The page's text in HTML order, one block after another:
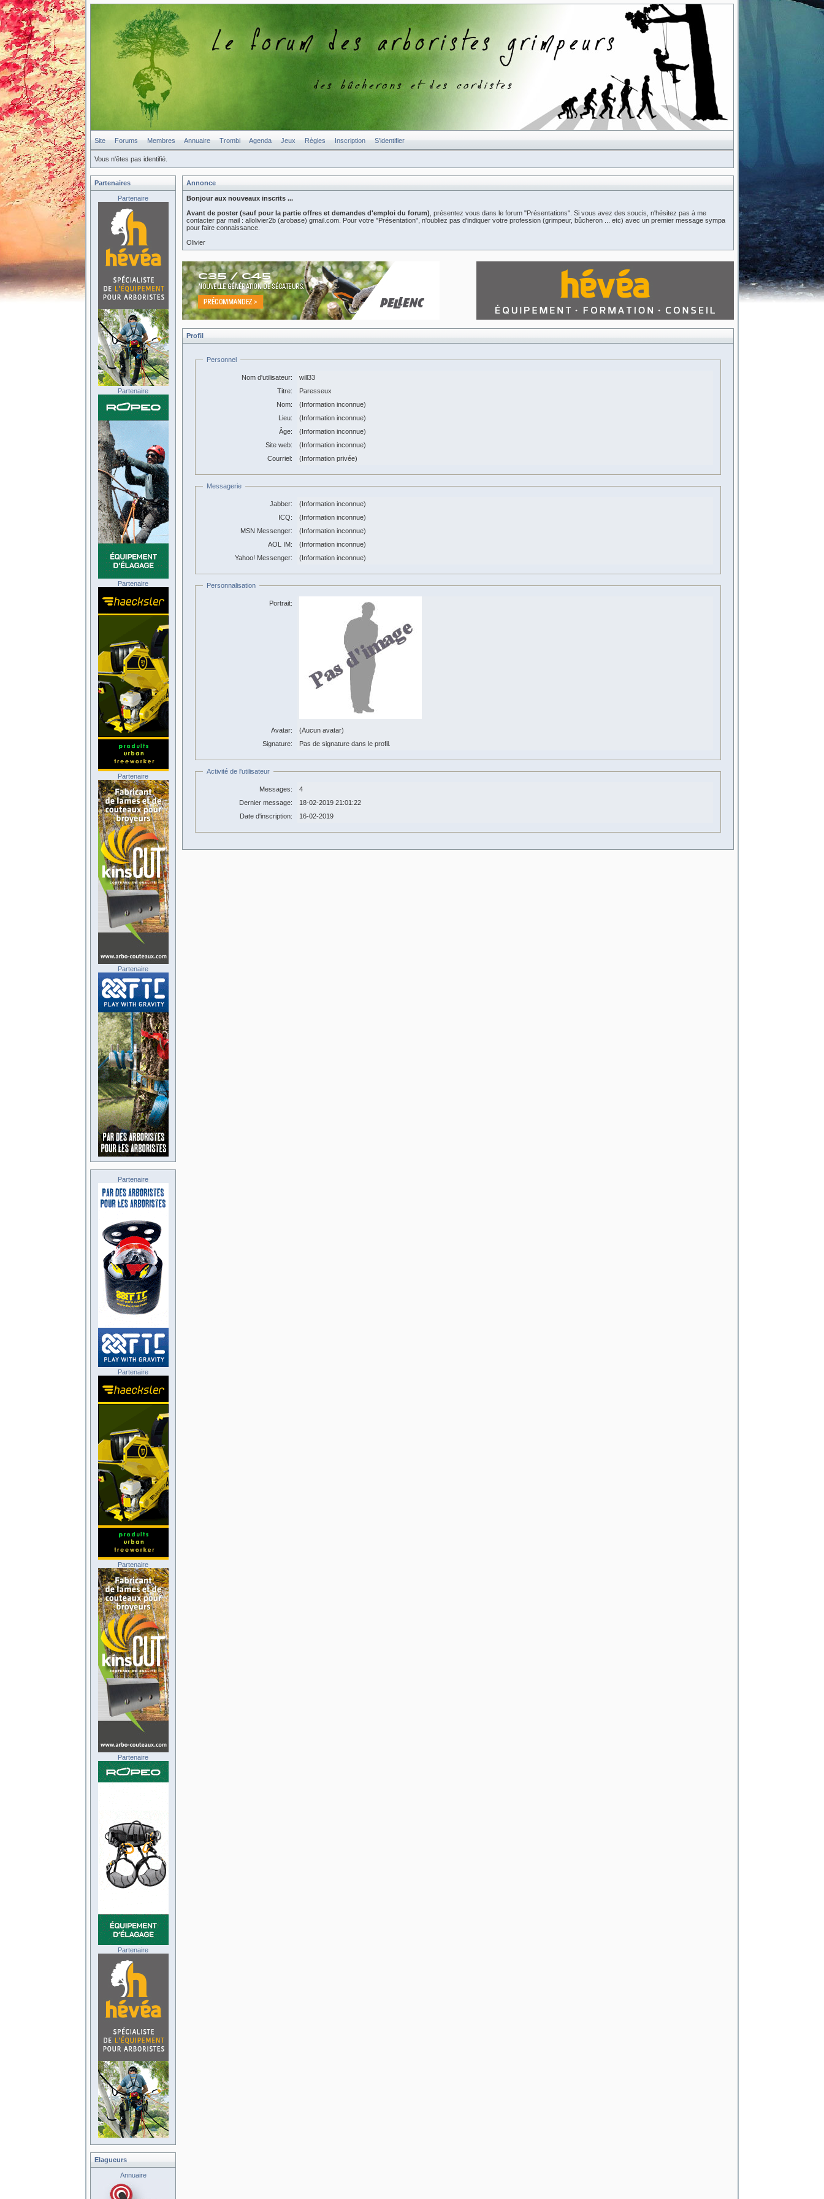
Site Forums Membres Annuaire Trombi Agenda Jeux Règles Inscription S'identifier
Vous n'êtes pas identifié.
Annonce
Bonjour aux nouveaux inscrits ...
Avant de poster (sauf pour la partie offres et demandes d'emploi du forum) , présentez vous dans le forum "Présentations". Si vous avez des soucis, n'hésitez pas à me
contacter par mail : allolivier2b (arobase) gmail.com. Pour votre "Présentation", n'oubliez pas d'indiquer votre profession (grimpeur, bûcheron ... etc) avec un premier message sympa
pour faire connaissance.
Olivier
Profil
Personnel
Nom d'utilisateur:
will33
Titre:
Paresseux
Nom:
(Information inconnue)
Lieu:
(Information inconnue)
Âge:
(Information inconnue)
Site web:
(Information inconnue)
Courriel:
(Information privée)
Messagerie
Jabber:
(Information inconnue)
ICQ:
(Information inconnue)
MSN Messenger:
(Information inconnue)
AOL IM:
(Information inconnue)
Yahoo! Messenger:
(Information inconnue)
Personnalisation
Portrait:
Avatar:
(Aucun avatar)
Signature:
Pas de signature dans le profil.
Activité de l'utilisateur
Messages:
4
Dernier message:
18-02-2019 21:01:22
Date d'inscription:
16-02-2019
Partenaires
Partenaire
Partenaire
Partenaire
Partenaire
Partenaire
Partenaire
Partenaire
Partenaire
Partenaire
Partenaire
Elagueurs
Annuaire